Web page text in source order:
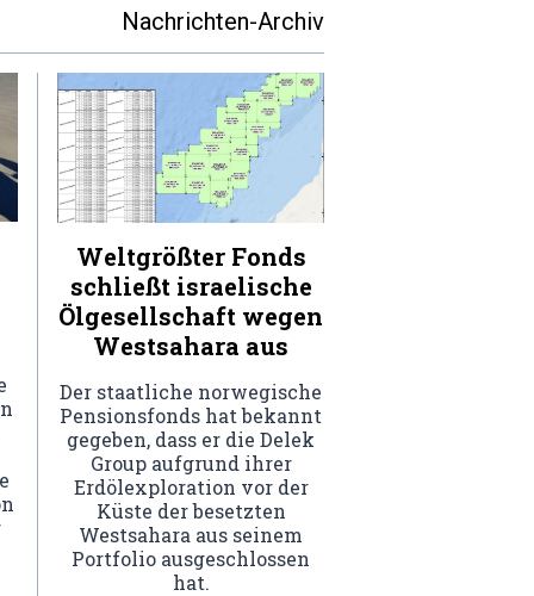
Nachrichten-Archiv
Weltgrößter Fonds
schließt israelische
Ölgesellschaft wegen
Westsahara aus
Der staatliche norwegische
Pensionsfonds hat bekannt
gegeben, dass er die Delek
Group aufgrund ihrer
Erdölexploration vor der
Küste der besetzten
Westsahara aus seinem
Portfolio ausgeschlossen
hat.